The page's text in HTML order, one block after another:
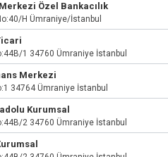
Özel Bankacılık
H Ümraniye/İstanbul
1 34760 Ümraniye İstanbul
Merkezi
34764 Ümraniye İstanbul
Kurumsal
2 34760 Ümraniye İstanbul